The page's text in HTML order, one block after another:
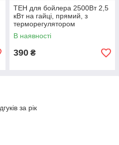
ТЕН для бойлера 2500Вт 2,5
кВт на гайці, прямий, з
терморегулятором
В наявності
390 ₴
за рік